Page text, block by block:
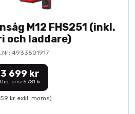
M12 FHS251 (inkl.
och laddare)
4933501917
3 699 kr
Ord. pris: 5 781 kr
kr exkl. moms)